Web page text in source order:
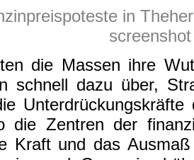
in
screenshot
die Massen ihre
schnell dazu über,
die Zentren der
Kraft und das